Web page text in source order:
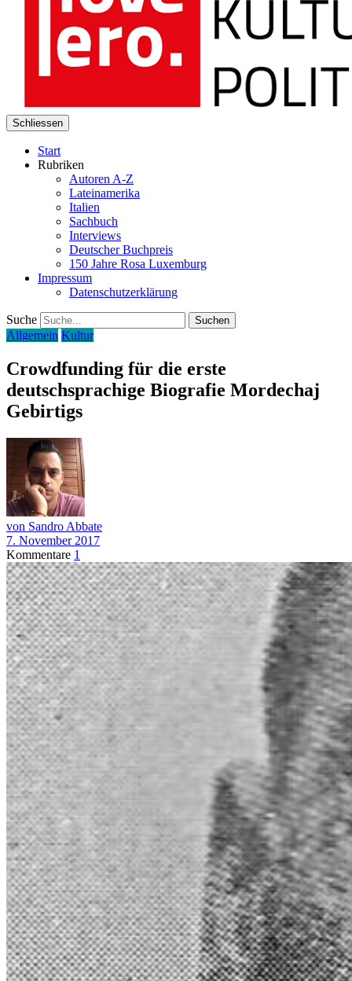
Schliessen
Start
Rubriken
Autoren A-Z
Lateinamerika
Italien
Sachbuch
Interviews
Deutscher Buchpreis
150 Jahre Rosa Luxemburg
Impressum
Datenschutzerklärung
Suche
Allgemein Kultur
Crowdfunding für die erste
deutschsprachige Biografie Mordechaj
Gebirtigs
von Sandro Abbate
7. November 2017
Kommentare 1